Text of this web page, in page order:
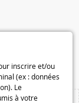
inscrire et/ou
(ex : données
Le
à votre